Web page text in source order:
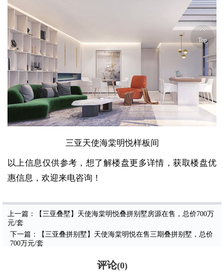
三亚天使海棠明悦样板间
以上信息仅供参考，想了解楼盘更多详情，获取楼盘优
惠信息，欢迎来电咨询！
上一篇：【三亚叠墅】天使海棠明悦叠拼别墅房源在售，总价700万
元/套
下一篇：【三亚叠拼别墅】天使海棠明悦在售三期叠拼别墅，总价
700万元/套
评论(0)
Top